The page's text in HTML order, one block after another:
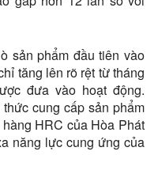
sản phẩm đầu tiên vào
tăng lên rõ rệt từ tháng
đưa vào hoạt động.
cung cấp sản phẩm
HRC của Hòa Phát
năng lực cung ứng của